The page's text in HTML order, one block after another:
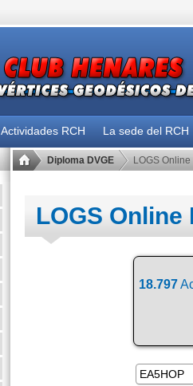
Actividades RCH La sede del RCH
Diploma DVGE LOGS Online
LOGS Online
18.797